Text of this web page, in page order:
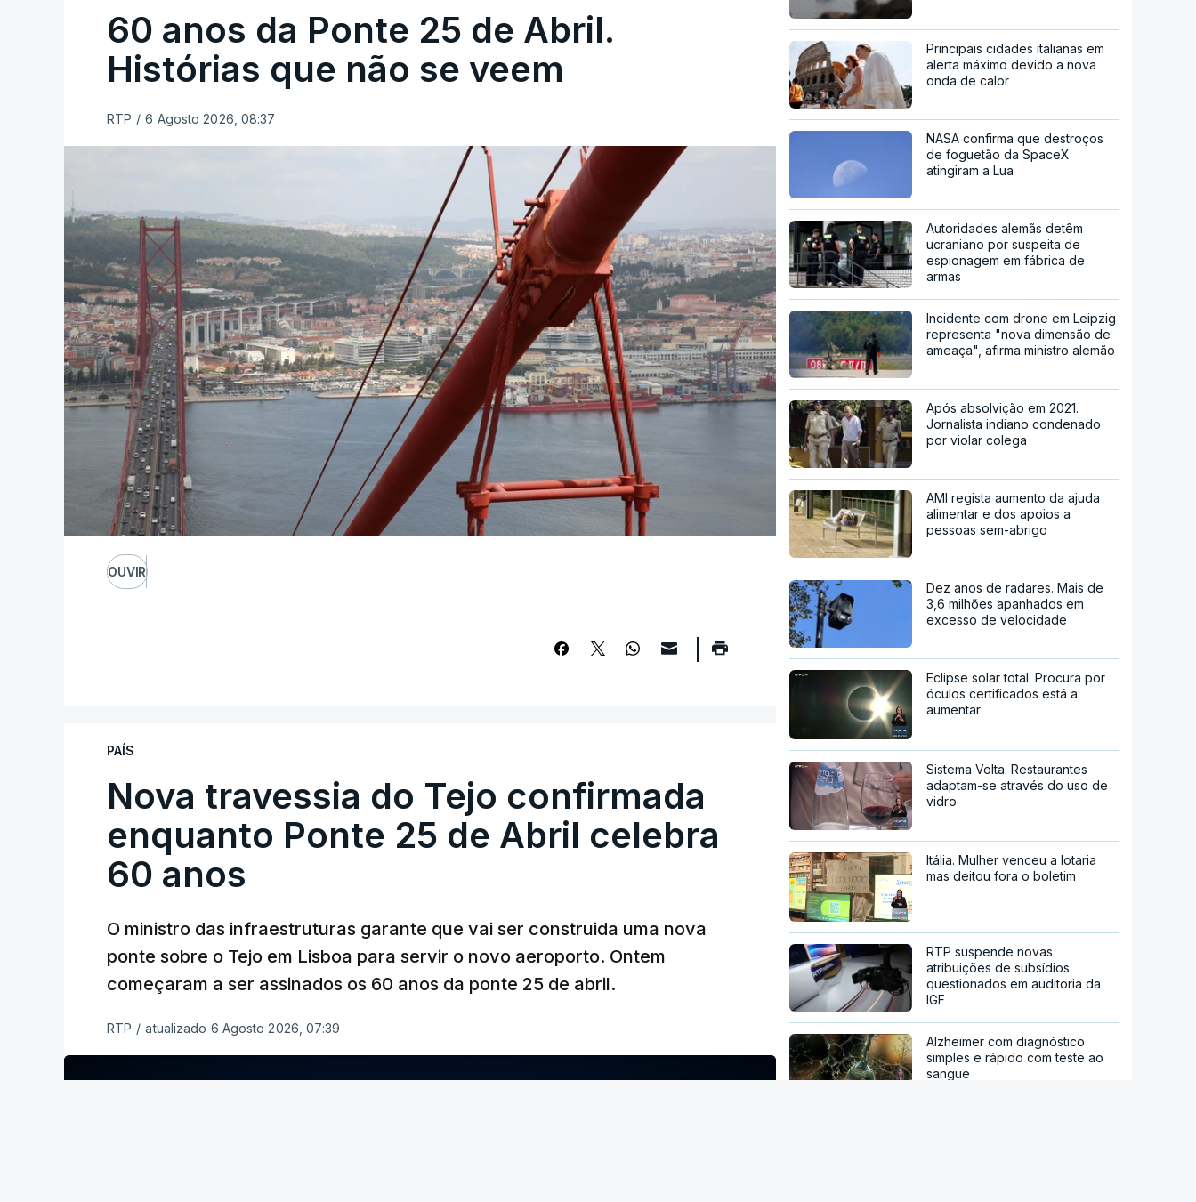
60 anos da Ponte 25 de Abril.
Histórias que não se veem
RTP / 6 Agosto 2026, 08:37
OUVIR
PAÍS
Nova travessia do Tejo confirmada
enquanto Ponte 25 de Abril celebra
60 anos
O ministro das infraestruturas garante que vai ser construida uma nova
ponte sobre o Tejo em Lisboa para servir o novo aeroporto. Ontem
começaram a ser assinados os 60 anos da ponte 25 de abril.
RTP / atualizado 6 Agosto 2026, 07:39
Principais cidades italianas em
alerta máximo devido a nova
onda de calor
NASA confirma que destroços
de foguetão da SpaceX
atingiram a Lua
Autoridades alemãs detêm
ucraniano por suspeita de
espionagem em fábrica de
armas
Incidente com drone em Leipzig
representa "nova dimensão de
ameaça", afirma ministro alemão
Após absolvição em 2021.
Jornalista indiano condenado
por violar colega
AMI regista aumento da ajuda
alimentar e dos apoios a
pessoas sem-abrigo
Dez anos de radares. Mais de
3,6 milhões apanhados em
excesso de velocidade
Eclipse solar total. Procura por
óculos certificados está a
aumentar
Sistema Volta. Restaurantes
adaptam-se através do uso de
vidro
Itália. Mulher venceu a lotaria
mas deitou fora o boletim
RTP suspende novas
atribuições de subsídios
questionados em auditoria da
IGF
Alzheimer com diagnóstico
simples e rápido com teste ao
sangue